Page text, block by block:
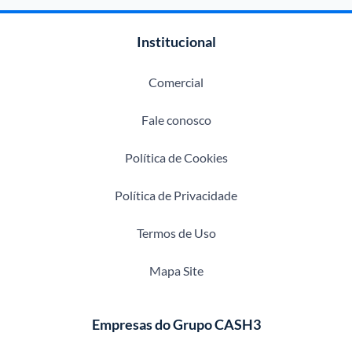
Institucional
Comercial
Fale conosco
Política de Cookies
Política de Privacidade
Termos de Uso
Mapa Site
Empresas do Grupo CASH3